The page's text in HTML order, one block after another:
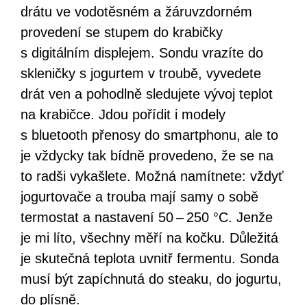
drátu ve vodotěsném a žáruvzdorném
provedení se stupem do krabičky
s digitálním displejem. Sondu vrazíte do
skleničky s jogurtem v troubě, vyvedete
drát ven a pohodlně sledujete vývoj teplot
na krabičce. Jdou pořídit i modely
s bluetooth přenosy do smartphonu, ale to
je vždycky tak bídně provedeno, že se na
to radši vykašlete. Možná namítnete: vždyť
jogurtovače a trouba mají samy o sobě
termostat a nastavení 50 – 250 °C. Jenže
je mi líto, všechny měří na kočku. Důležitá
je skutečná teplota uvnitř fermentu. Sonda
musí být zapíchnutá do steaku, do jogurtu,
do plísně.